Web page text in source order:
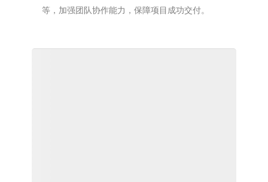
等，加强团队协作能力，保障项目成功交付。